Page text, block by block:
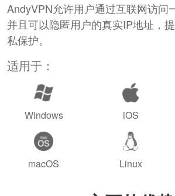
AndyVPN允许用户通过互联网访问
并且可以隐匿用户的真实IP地址，
私保护。
适用于：
Windows iOS
macOS Linux